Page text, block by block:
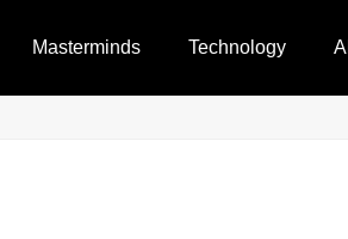
Masterminds Technology